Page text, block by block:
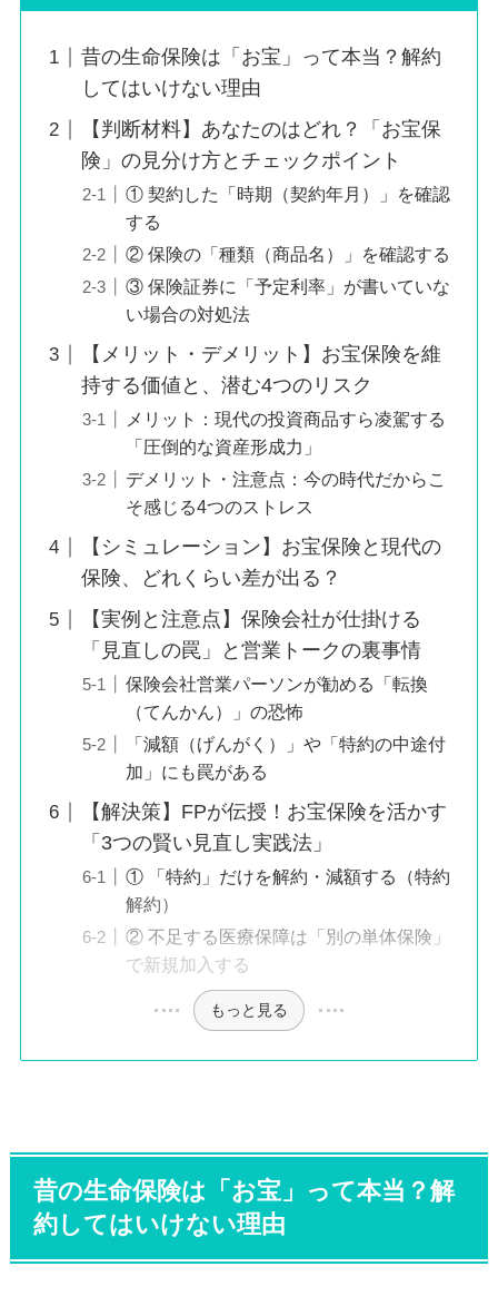
昔の生命保険は「お宝」って本当？解約
してはいけない理由
【判断材料】あなたのはどれ？「お宝保
険」の見分け方とチェックポイント
① 契約した「時期（契約年月）」を確認
する
② 保険の「種類（商品名）」を確認する
③ 保険証券に「予定利率」が書いていな
い場合の対処法
【メリット・デメリット】お宝保険を維
持する価値と、潜む4つのリスク
メリット：現代の投資商品すら凌駕する
「圧倒的な資産形成力」
デメリット・注意点：今の時代だからこ
そ感じる4つのストレス
【シミュレーション】お宝保険と現代の
保険、どれくらい差が出る？
【実例と注意点】保険会社が仕掛ける
「見直しの罠」と営業トークの裏事情
保険会社営業パーソンが勧める「転換
（てんかん）」の恐怖
「減額（げんがく）」や「特約の中途付
加」にも罠がある
【解決策】FPが伝授！お宝保険を活かす
「3つの賢い見直し実践法」
① 「特約」だけを解約・減額する（特約
解約）
② 不足する医療保障は「別の単体保険」
で新規加入する
もっと見る
昔の生命保険は「お宝」って本当？解
約してはいけない理由